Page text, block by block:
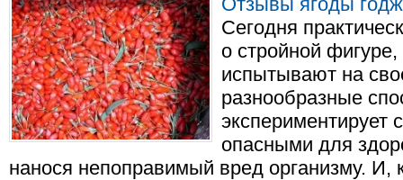
Сегодня
о стройной фигуре,
испытывают на
разнообразные
экспериментирует
опасными для
нанося непоправимый вред организму. И,